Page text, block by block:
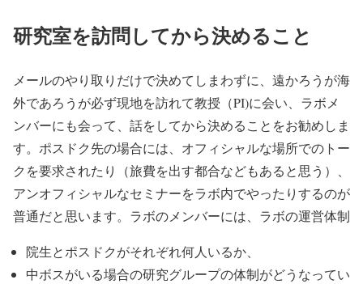
研究室を訪問してから決めること
メールのやり取りだけで決めてしまわずに、遠かろうが海
外であろうが必ず現地を訪れて教授（PI)に会い、ラボメ
ンバーにも会って、話をしてから決めることをお勧めしま
す。ポスドク先の場合には、オフィシャルな場所でのトー
クを要求されたり（旅費を出す都合などもあると思う）、
アンオフィシャルなセミナーをラボ内でやったりするのが
普通だと思います。ラボのメンバーには、ラボの運営体制
院生とポスドクがそれぞれ何人いるか、
中ボスがいる場合の研究グループの体制がどうなってい